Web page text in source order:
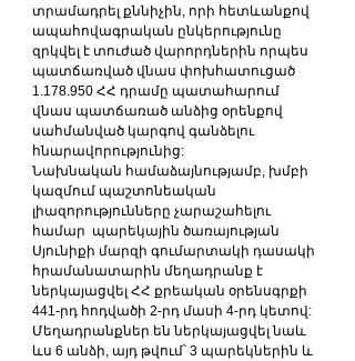
տրամադրել քննիչին, որի հետևանքով
ապահովագրական ընկերությունը
զրկվել է տուժած վարորդներին որպես
պատճառված վնաս փոխհատուցած
1.178.950 ՀՀ դրամը պատահարում
վնաս պատճառած անձից օրենքով
սահմանված կարգով գանձելու
հնարավորությունից:
Նախնական համաձայնությամբ, խմբի
կազմում պաշտոնեական
լիազորությունները չարաշահելու
համար  պարեկային ծառայության
Սյունիքի մարզի գումարտակի դասակի
հրամանատարին մեղադրանք է
ներկայացվել ՀՀ քրեական օրենսգրքի
441-րդ հոդվածի 2-րդ մասի 4-րդ կետով:
Մեղադրանքներ են ներկայացվել նաև
ևս 6 անձի, այդ թվում՝ 3 պարեկներին և